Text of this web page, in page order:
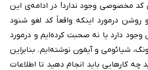
کد مخصوصی وجود ندارد! در ادامه‌ی این
روشن درمورد اینکه واقعاً کد لغو شنود
وجود دارد یا نه صحبت کرده‌ایم و درمورد
شیائومی و آیفون نوشته‌ایم. بنابراین
چه کارهایی باید انجام دهید تا اطلاعات